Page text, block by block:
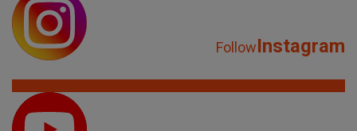
FollowInstagram